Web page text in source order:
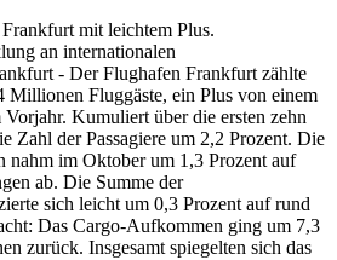
mit leichtem Plus.
an internationalen
- Der Flughafen Frankfurt zählte
Millionen Fluggäste, ein Plus von einem
Kumuliert über die ersten zehn
Zahl der Passagiere um 2,2 Prozent. Die
nahm im Oktober um 1,3 Prozent auf
ab. Die Summe der
sich leicht um 0,3 Prozent auf rund
Das Cargo-Aufkommen ging um 7,3
zurück. Insgesamt spiegelten sich das